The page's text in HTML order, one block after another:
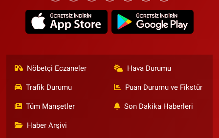
Nöbetçi Eczaneler Hava Durumu
Trafik Durumu Puan Durumu ve Fikstür
Tüm Manşetler Son Dakika Haberleri
Haber Arşivi